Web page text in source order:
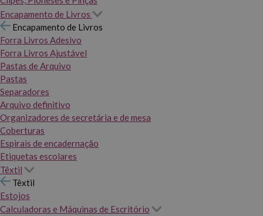
Encapamento de Livros
Encapamento de Livros
Forra Livros Adesivo
Forra Livros Ajustável
Pastas de Arquivo
Pastas
Separadores
Arquivo definitivo
Organizadores de secretária e de mesa
Coberturas
Espirais de encadernação
Etiquetas escolares
Têxtil
Têxtil
Estojos
Calculadoras e Máquinas de Escritório